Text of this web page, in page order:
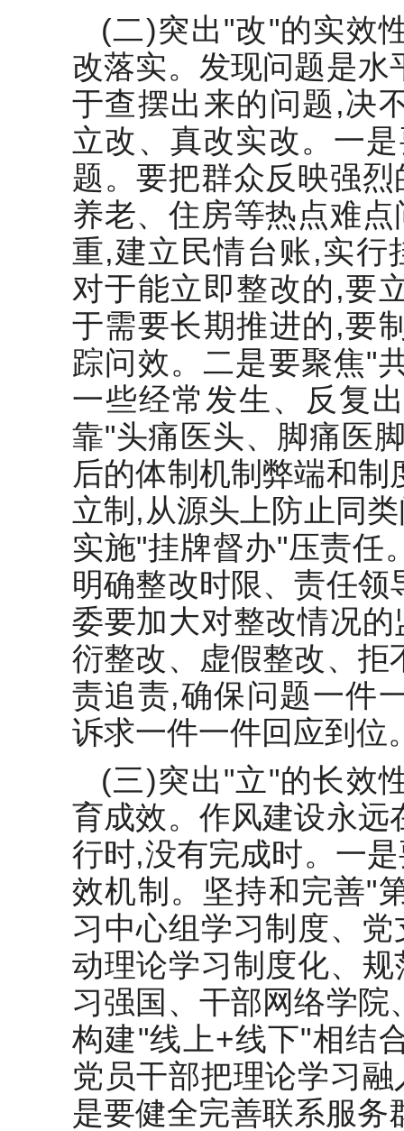
(二)突出"改"的实效
改落实。发现问题是
于查摆出来的问题,决
立改、真改实改。一
题。要把群众反映强
养老、住房等热点难
重,建立民情台账,实行
对于能立即整改的,要
于需要长期推进的,要
踪问效。二是要聚焦"
一些经常发生、反复
靠"头痛医头、脚痛医
后的体制机制弊端和
立制,从源头上防止同
实施"挂牌督办"压责任
明确整改时限、责任
委要加大对整改情况
衍整改、虚假整改、拒
责追责,确保问题一件
诉求一件一件回应到位
(三)突出"立"的长效
育成效。作风建设永远
行时,没有完成时。一
效机制。坚持和完善"
习中心组学习制度、
动理论学习制度化、
习强国、干部网络学
构建"线上+线下"相结
党员干部把理论学习
是要健全完善联系服务